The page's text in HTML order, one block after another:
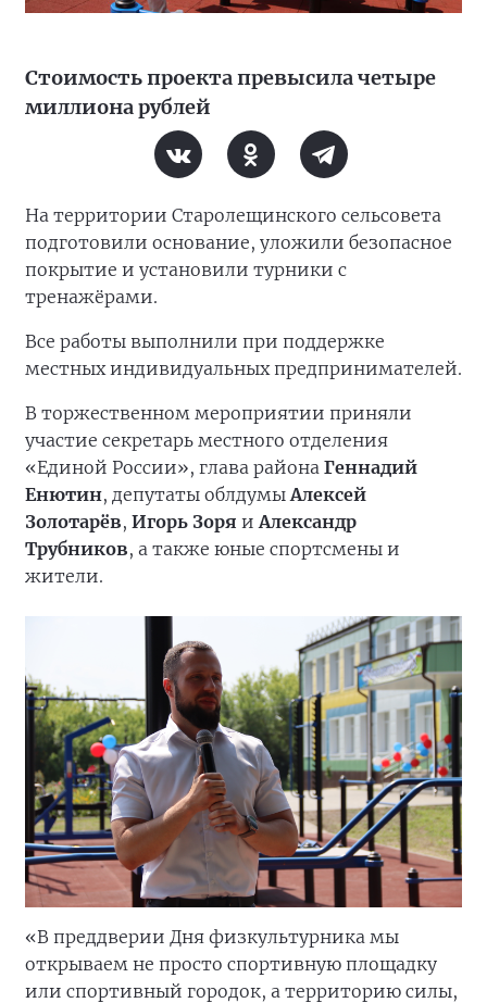
Стоимость проекта превысила четыре
миллиона рублей
На территории Старолещинского сельсовета
подготовили основание, уложили безопасное
покрытие и установили турники с
тренажёрами.
Все работы выполнили при поддержке
местных индивидуальных предпринимателей.
В торжественном мероприятии приняли
участие секретарь местного отделения
«Единой России», глава района Геннадий
Енютин, депутаты облдумы Алексей
Золотарёв, Игорь Зоря и Александр
Трубников, а также юные спортсмены и
жители.
«В преддверии Дня физкультурника мы
открываем не просто спортивную площадку
или спортивный городок, а территорию силы,